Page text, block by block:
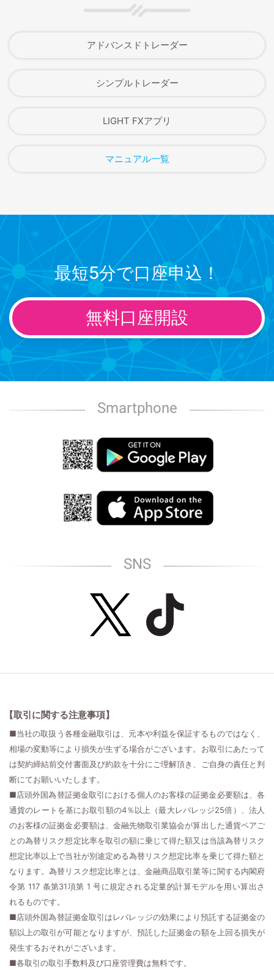
アドバンスドトレーダー
シンプルトレーダー
LIGHT FXアプリ
マニュアル一覧
最短5分で口座申込！
無料口座開設
Smartphone
SNS
【取引に関する注意事項】
■当社の取扱う各種金融取引は、元本や利益を保証するものではなく、
相場の変動等により損失が生ずる場合がございます。お取引にあたって
は契約締結前交付書面及び約款を十分にご理解頂き、ご自身の責任と判
断にてお願いいたします。
■店頭外国為替証拠金取引における個人のお客様の証拠金必要額は、各
通貨のレートを基にお取引額の4％以上（最大レバレッジ25倍）、法人
のお客様の証拠金必要額は、金融先物取引業協会が算出した通貨ペアご
との為替リスク想定比率を取引の額に乗じて得た額又は当該為替リスク
想定比率以上で当社が別途定める為替リスク想定比率を乗じて得た額と
なります。為替リスク想定比率とは、金融商品取引業等に関する内閣府
令第 117 条第31項第 1 号に規定される定量的計算モデルを用い算出さ
れるものです。
■店頭外国為替証拠金取引はレバレッジの効果により預託する証拠金の
額以上の取引が可能となりますが、預託した証拠金の額を上回る損失が
発生するおそれがございます。
■各取引の取引手数料及び口座管理費は無料です。